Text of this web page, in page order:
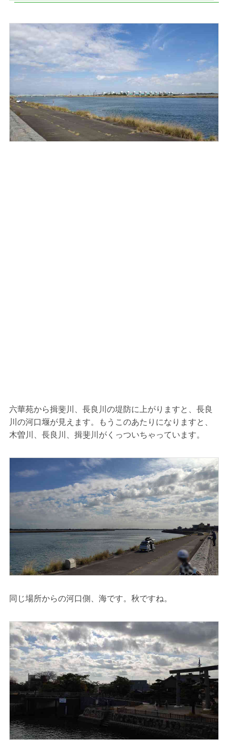
六華苑から揖斐川、長良川の堤防に上がりますと、長良
川の河口堰が見えます。もうこのあたりになりますと、
木曽川、長良川、揖斐川がくっついちゃっています。
同じ場所からの河口側、海です。秋ですね。